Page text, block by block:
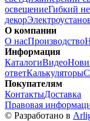
освещениеГибкий
декор
О компании
О насПроизводство
Информация
КаталогиВидео
ответКалькуляторы
Покупателям
КонтактыДоставка
Правовая
© Разработано в